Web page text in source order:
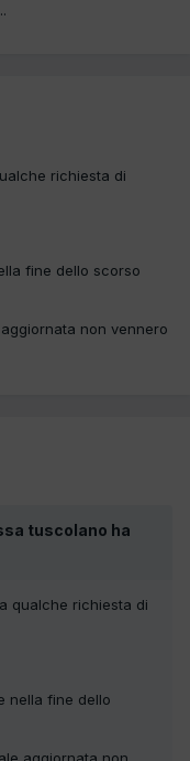
richiesta di
fine dello scorso
non vennero
tuscolano ha
qualche richiesta di
nella fine dello